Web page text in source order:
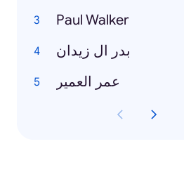
Paul Walker
بدر ال زيدان
عمر العمير